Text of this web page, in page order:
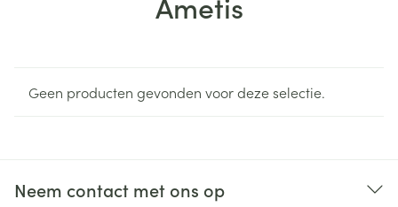
Geen producten gevonden voor deze selectie.
Neem contact met ons op